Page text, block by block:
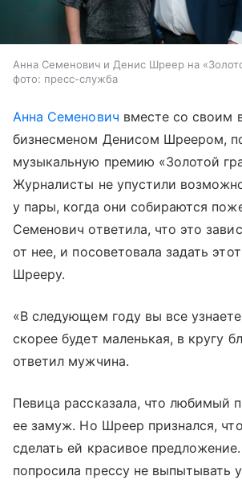
Анна Семенович и Денис Шреер на
фото: пресс-служба
Анна Семенович вместе со своим
бизнесменом Денисом Шреером,
музыкальную премию «Золотой
Журналисты не упустили
у пары, когда они собираются
Семенович ответила, что это
от нее, и посоветовала задать
Шрееру.
«В следующем году вы все
скорее будет маленькая, в кругу
ответил мужчина.
Певица рассказала, что любимый
ее замуж. Но Шреер признался,
сделать ей красивое
попросила прессу не выпытывать